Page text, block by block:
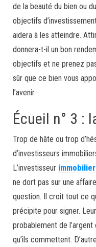
de la beauté du bien ou
objectifs
aidera à les atteindre.
donnera-t-il un bon
objectifs et ne prenez
sûr que ce bien vous
l’avenir.
Écueil n° 3 :
Trop de hâte ou trop
d’investisseurs
L’investisseur immobilier
ne dort pas sur une
question. Il croit tout ce
précipite pour signer.
probablement de
qu’ils commettent.